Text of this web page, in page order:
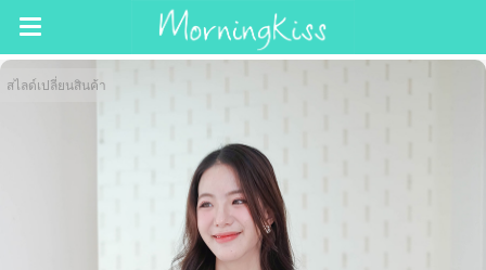
สไลด์เปลี่ยนสินค้า